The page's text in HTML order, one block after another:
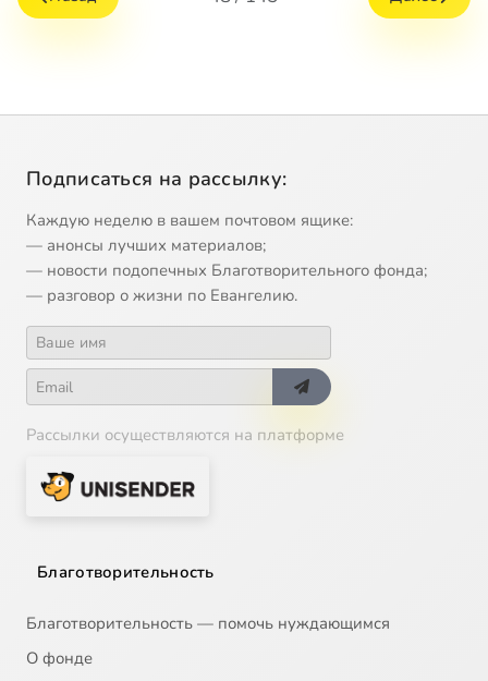
Подписаться на рассылку:
Каждую неделю в вашем почтовом ящике:
— анонсы лучших материалов;
— новости подопечных Благотворительного фонда;
— разговор о жизни по Евангелию.
Рассылки осуществляются на платформе
Благотворительность
Благотворительность — помочь нуждающимся
О фонде